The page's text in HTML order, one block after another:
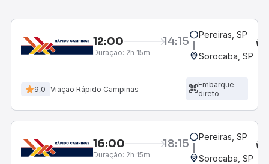
12:00 14:15
Duração: 2h 15m
Pereiras, SP
Sorocaba, SP
9,0 Viação Rápido Campinas
Embarque
direto
16:00 18:15
Duração: 2h 15m
Pereiras, SP
Sorocaba, SP